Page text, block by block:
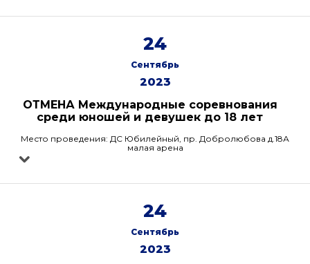
24
Сентябрь
2023
ОТМЕНА Международные соревнования
среди юношей и девушек до 18 лет
Место проведения: ДС Юбилейный, пр. Добролюбова д.18А
малая арена
24
Сентябрь
2023